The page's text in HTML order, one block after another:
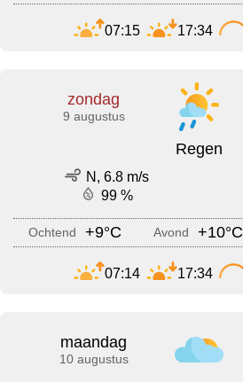
07:15 17:34
zondag
9 augustus
Regen
N, 6.8 m/s
99 %
Ochtend +9°C Avond +10°C
07:14 17:34
maandag
10 augustus